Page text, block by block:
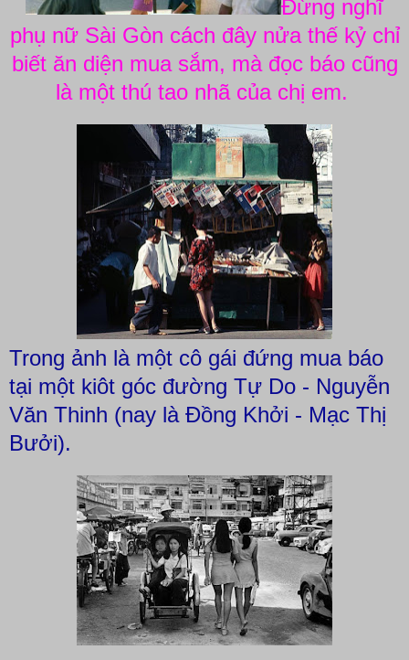
Đừng nghĩ
phụ nữ Sài Gòn cách đây nửa thế kỷ chỉ
biết ăn diện mua sắm, mà đọc báo cũng
là một thú tao nhã của chị em.
Trong ảnh là một cô gái đứng mua báo
tại một kiôt góc đường Tự Do - Nguyễn
Văn Thinh (nay là Đồng Khởi - Mạc Thị
Bưởi).